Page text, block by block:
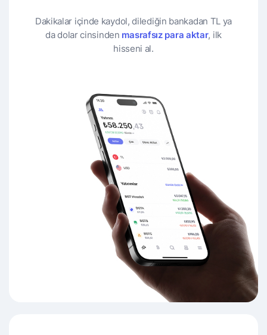
Dakikalar içinde kaydol, dilediğin bankadan TL ya
da dolar cinsinden masrafsız para aktar, ilk
hisseni al.